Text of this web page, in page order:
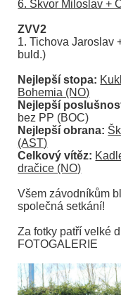
6. Škvor Miloslav +
ZVV2
1. Tichova Jaroslav
buld.)
Nejlepší stopa:
Bohemia (NO)
Nejlepší
bez PP (BOC)
Nejlepší obrana:
(AST)
Celkový vítěz:
dračice (NO)
Všem závodníkům
společná setkání!
Za fotky patří velké
FOTOGALERIE